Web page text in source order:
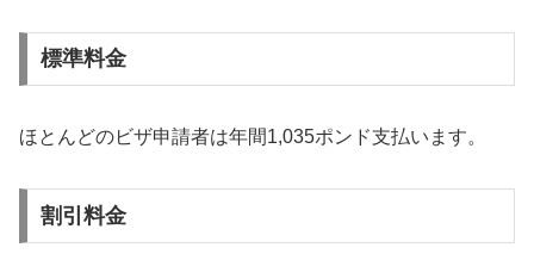
標準料金
ほとんどのビザ申請者は年間1,035ポンド支払います。
割引料金